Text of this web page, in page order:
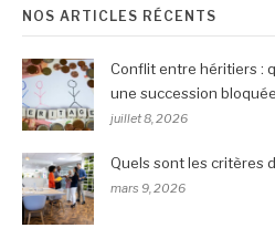
suite
NOS ARTICLES RÉCENTS
Conflit entre héritiers :
une succession bloquée
juillet 8, 2026
Quels sont les critères
mars 9, 2026